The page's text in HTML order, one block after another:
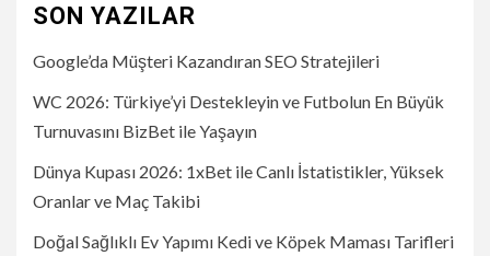
SON YAZILAR
Google’da Müşteri Kazandıran SEO Stratejileri
WC 2026: Türkiye’yi Destekleyin ve Futbolun En Büyük
Turnuvasını BizBet ile Yaşayın
Dünya Kupası 2026: 1xBet ile Canlı İstatistikler, Yüksek
Oranlar ve Maç Takibi
Doğal Sağlıklı Ev Yapımı Kedi ve Köpek Maması Tarifleri